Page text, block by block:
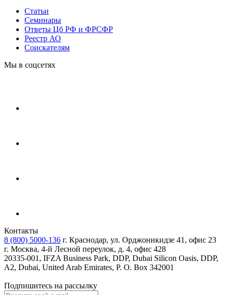
Статьи
Cеминары
Ответы Цб РФ и ФРСФР
Реестр АО
Соискателям
Мы в соцсетях
Контакты
8 (800) 5000-136 г. Краснодар, ул. Орджоникидзе 41, офис 23
г. Москва, 4-й Лесной переулок, д. 4, офис 428
20335-001, IFZA Business Park, DDP, Dubai Silicon Oasis, DDP,
A2, Dubai, United Arab Emirates, P. O. Box 342001
Подпишитесь на рассылку